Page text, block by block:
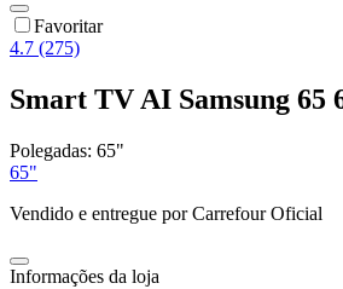
Favoritar
4.7 (275)
Smart TV AI Samsung 65
Polegadas: 65"
65"
Vendido e entregue por Carrefour Oficial
Informações da loja